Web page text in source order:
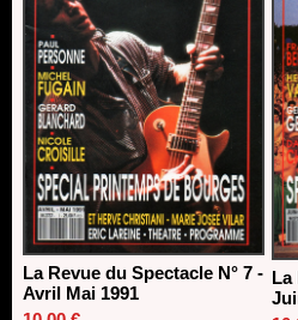
La Revue du Spectacle N° 7 -
Avril Mai 1991
La